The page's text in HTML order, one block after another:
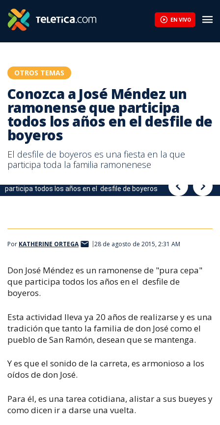
EN VIVO
OTROS TEMAS
Conozca a José Méndez un
ramonense que participa
todos los años en el desfile de
boyeros
El desfile de boyeros es una fiesta en la que
participa toda la familia ramonenese
participa todos los años en el desfile de boyeros
participa todos los años en el desfile de boyeros
Por KATHERINE ORTEGA 28 de agosto de 2015, 2:31 AM
Don José Méndez es un ramonense de "pura cepa"
que participa todos los años en el desfile de
boyeros.
Esta actividad lleva ya 20 años de realizarse y es una
tradición que tanto la familia de don José como el
pueblo de San Ramón, desean que se mantenga.
Y es que el sonido de la carreta, es armonioso a los
oídos de don José.
Para él, es una tarea cotidiana, alistar a sus bueyes y
como dicen ir a darse una vuelta.